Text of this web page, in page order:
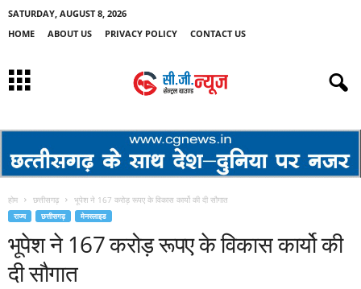
SATURDAY, AUGUST 8, 2026
HOME
ABOUT US PRIVACY POLICY CONTACT US
होम छत्तीसगढ़ भूपेश ने 167 करोड़ रूपए के विकास कार्यो की दी सौगात
राज्य छत्तीसगढ़ मेनस्लाइड
भूपेश ने 167 करोड़ रूपए के विकास कार्यो की
दी सौगात